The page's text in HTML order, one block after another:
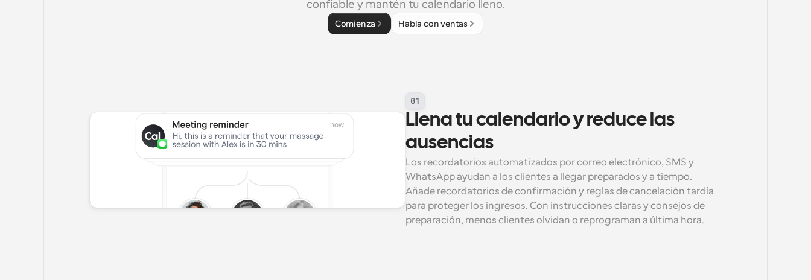
confiable y mantén tu calendario lleno.
Comienza Habla con ventas
01
Llena tu calendario y reduce las
ausencias
Los recordatorios automatizados por correo electrónico, SMS y
WhatsApp ayudan a los clientes a llegar preparados y a tiempo.
Añade recordatorios de confirmación y reglas de cancelación tardía
para proteger los ingresos. Con instrucciones claras y consejos de
preparación, menos clientes olvidan o reprograman a última hora.